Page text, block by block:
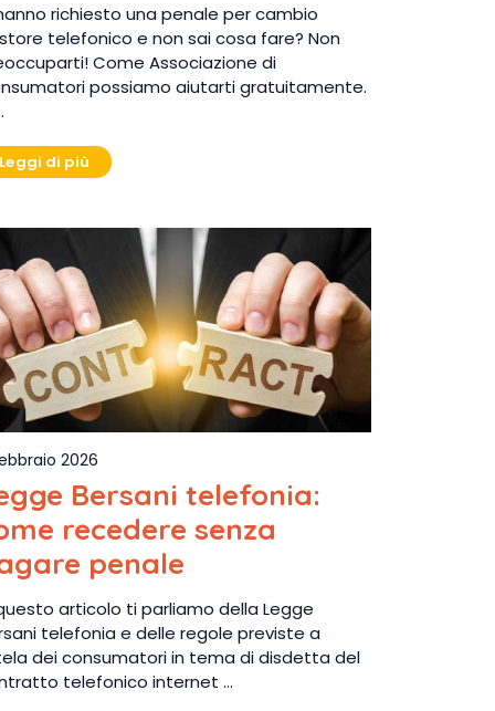
richiesto una penale per cambio
telefonico e non sai cosa fare? Non
Come Associazione di
possiamo aiutarti gratuitamente.
Leggi di più
2026
Bersani telefonia:
recedere senza
penale
articolo ti parliamo della Legge
telefonia e delle regole previste a
dei consumatori in tema di disdetta del
telefonico internet …